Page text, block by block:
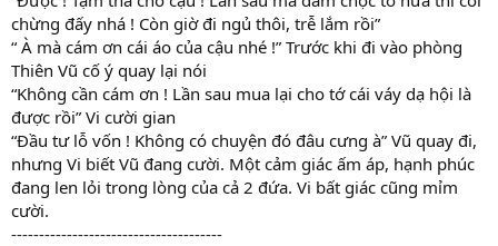
chừng đấy nhá ! Còn giờ đi ngủ thôi, trễ lắm rồi”
“ À mà cám ơn cái áo của cậu nhé !” Trước khi đi vào phòng
Thiên Vũ cố ý quay lại nói
“Không cần cám ơn ! Lần sau mua lại cho tớ cái váy dạ hội là
được rồi” Vi cười gian
“Đầu tư lỗ vốn ! Không có chuyện đó đâu cưng à” Vũ quay đi,
nhưng Vi biết Vũ đang cười. Một cảm giác ấm áp, hạnh phúc
đang len lỏi trong lòng của cả 2 đứa. Vi bất giác cũng mỉm
cười.
--------------------------------------